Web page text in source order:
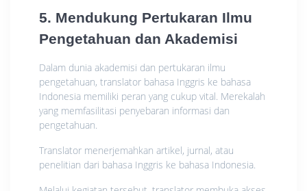
5. Mendukung Pertukaran Ilmu
Pengetahuan dan Akademisi
Dalam dunia akademisi dan pertukaran ilmu
pengetahuan, translator bahasa Inggris ke bahasa
Indonesia memiliki peran yang cukup vital. Merekalah
yang memfasilitasi penyebaran informasi dan
pengetahuan.
Translator menerjemahkan artikel, jurnal, atau
penelitian dari bahasa Inggris ke bahasa Indonesia.